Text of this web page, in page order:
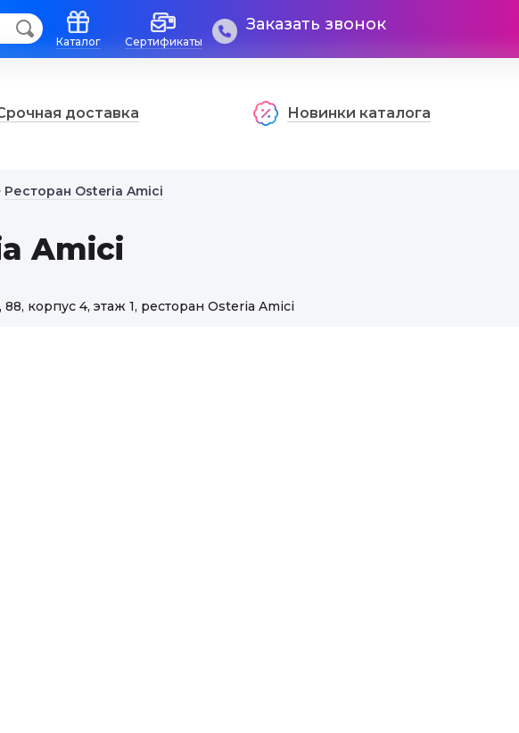
Каталог Сертификаты
Заказать звонок
доставка Новинки каталога
Ресторан Osteria Amici
Amici
корпус 4, этаж 1, ресторан Osteria Amici